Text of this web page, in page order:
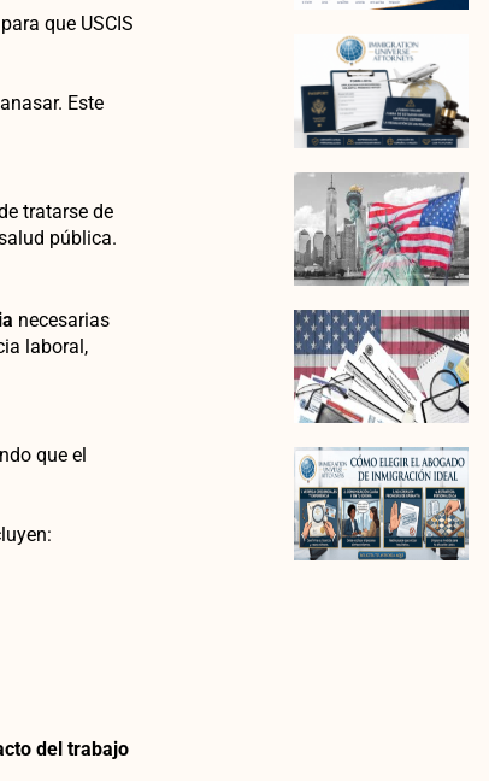
que USCIS
Este
tratarse de
pública.
necesarias
laboral,
que el
del trabajo